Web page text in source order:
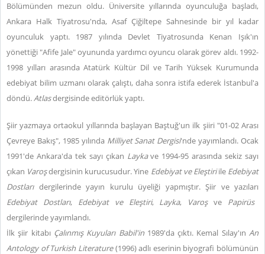
Bölümünden mezun oldu. Üniversite yıllarında oyunculuğa başladı,
Ankara Halk Tiyatrosu'nda, Asaf Çiğiltepe Sahnesinde bir yıl kadar
oyunculuk yaptı. 1987 yılında Devlet Tiyatrosunda Kenan Işık'ın
yönettiği "Afife Jale" oyununda yardımcı oyuncu olarak görev aldı. 1992-
1998 yılları arasında Atatürk Kültür Dil ve Tarih Yüksek Kurumunda
edebiyat bilim uzmanı olarak çalıştı, daha sonra istifa ederek İstanbul'a
döndü.Atlasdergisinde editörlük yaptı.
Şiir yazmaya ortaokul yıllarında başlayan Baştuğ'un ilk şiiri "01-02 Arası
Çevreye Bakış", 1985 yılında Milliyet Sanat Dergisi'nde yayımlandı. Ocak
1991'de Ankara'da tek sayı çıkan Laykave 1994-95 arasında sekiz sayı
çıkan Varoşdergisinin kurucusudur. Yine Edebiyat ve Eleştiriile Edebiyat
Dostlarıdergilerinde yayın kurulu üyeliği yapmıştır. Şiir ve yazıları
Edebiyat Dostları, Edebiyat ve Eleştiri, Layka, Varoşve Papirüs
dergilerinde yayımlandı.
İlk şiir kitabı Çalınmış Kuyuları Babil'in1989'da çıktı. Kemal Sılay'ınAn
Antology of Turkish Literature(1996) adlı eserinin biyografi bölümünün